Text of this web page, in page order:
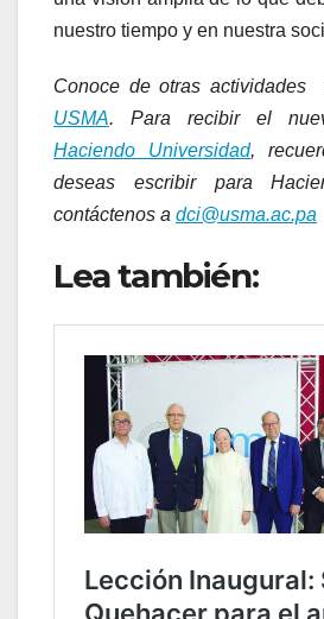
nuestro tiempo y en nuestra
Conoce de otras actividades
USMA. Para recibir el
Haciendo Universidad,
deseas escribir para
contáctenos a dci@usma.ac.pa
Lea también: